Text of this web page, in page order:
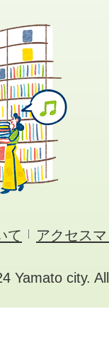
て アクセス
Yamato city.